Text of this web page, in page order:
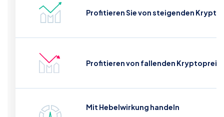
Profitieren Sie von steigenden
Profitieren von fallenden
Mit Hebelwirkung handeln